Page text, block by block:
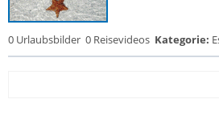
0 Urlaubsbilder 0 Reisevideos Kategorie: